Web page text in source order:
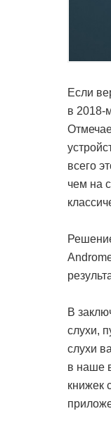
Если
в 2018-
всего
чем на
В
слухи,
слухи
в наше
книжек